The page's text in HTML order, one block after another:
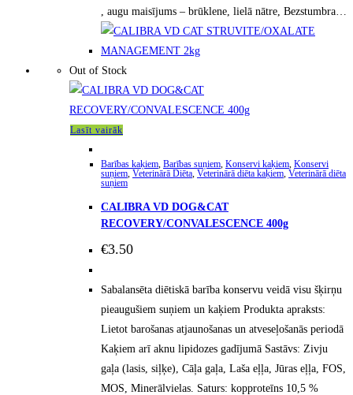
, augu maisījums – brūklene, lielā nātre, Bezstumbra…
Out of Stock
Lasīt vairāk
Barības kaķiem, Barības suņiem, Konservi kaķiem, Konservi
suņiem, Veterinārā Diēta, Veterinārā diēta kaķiem, Veterinārā diēta
suņiem
CALIBRA VD DOG&CAT
RECOVERY/CONVALESCENCE 400g
€3.50
Sabalansēta diētiskā barība konservu veidā visu šķirņu
pieaugušiem suņiem un kaķiem Produkta apraksts:
Lietot barošanas atjaunošanas un atveseļošanās periodā
Kaķiem arī aknu lipidozes gadījumā Sastāvs: Zivju
gaļa (lasis, siļķe), Cāļa gaļa, Laša eļļa, Jūras eļļa, FOS,
MOS, Minerālvielas. Saturs: kopproteīns 10,5 %